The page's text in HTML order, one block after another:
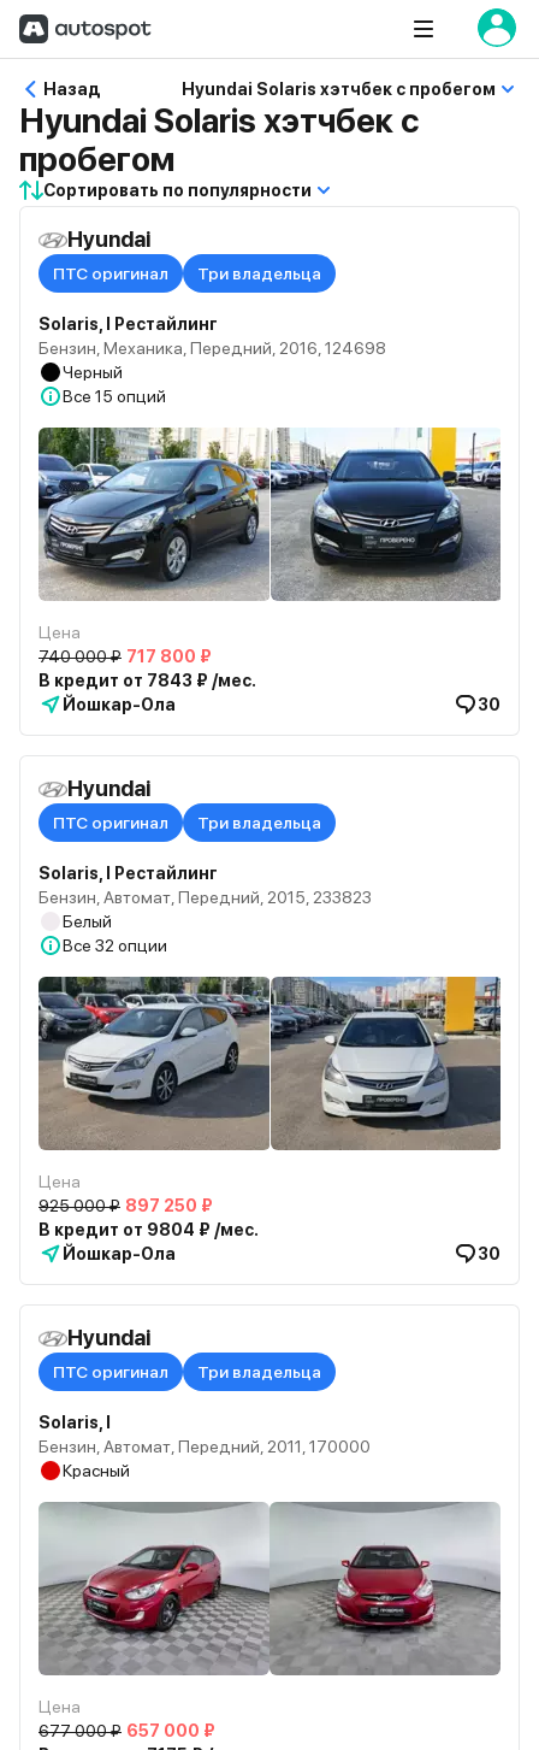
Назад Hyundai Solaris хэтчбек с пробегом
Hyundai Solaris хэтчбек с
пробегом
Сортировать по популярности
Hyundai
ПТС оригинал Три владельца
Solaris, I Рестайлинг
Бензин, Механика, Передний, 2016, 124698
Черный
Все 15 опций
Цена
740 000 ₽ 717 800 ₽
В кредит от 7843 ₽ /мес.
Йошкар-Ола
30
Hyundai
ПТС оригинал Три владельца
Solaris, I Рестайлинг
Бензин, Автомат, Передний, 2015, 233823
Белый
Все 32 опции
Цена
925 000 ₽ 897 250 ₽
В кредит от 9804 ₽ /мес.
Йошкар-Ола
30
Hyundai
ПТС оригинал Три владельца
Solaris, I
Бензин, Автомат, Передний, 2011, 170000
Красный
Цена
677 000 ₽ 657 000 ₽